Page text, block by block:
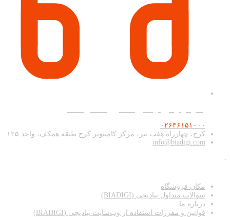
۰۲۶۳۶۱۵۱۰۰۰
کرج، چهارراه هفت تیر، مرکز کامپیوتر کرج طبقه همکف، واحد ۱۲۵
info@biadigi.com
مکان فروشگاه
سوالات متداول بیادیجی (BIADIGI)
درباره ما
قوانین و مقررات استفاده از وب‌سایت بیادیجی (BIADIGI)